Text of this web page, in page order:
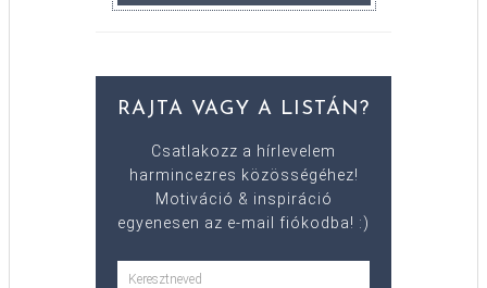
RAJTA VAGY A LISTÁN?
Csatlakozz a hírlevelem
harmincezres közösségéhez!
Motiváció & inspiráció
egyenesen az e-mail fiókodba! :)